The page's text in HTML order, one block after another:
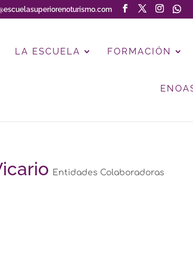
LA ESCUELA FORMACIÓN
Entidades Colaboradoras